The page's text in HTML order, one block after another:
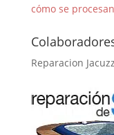
cómo se
Reparacion